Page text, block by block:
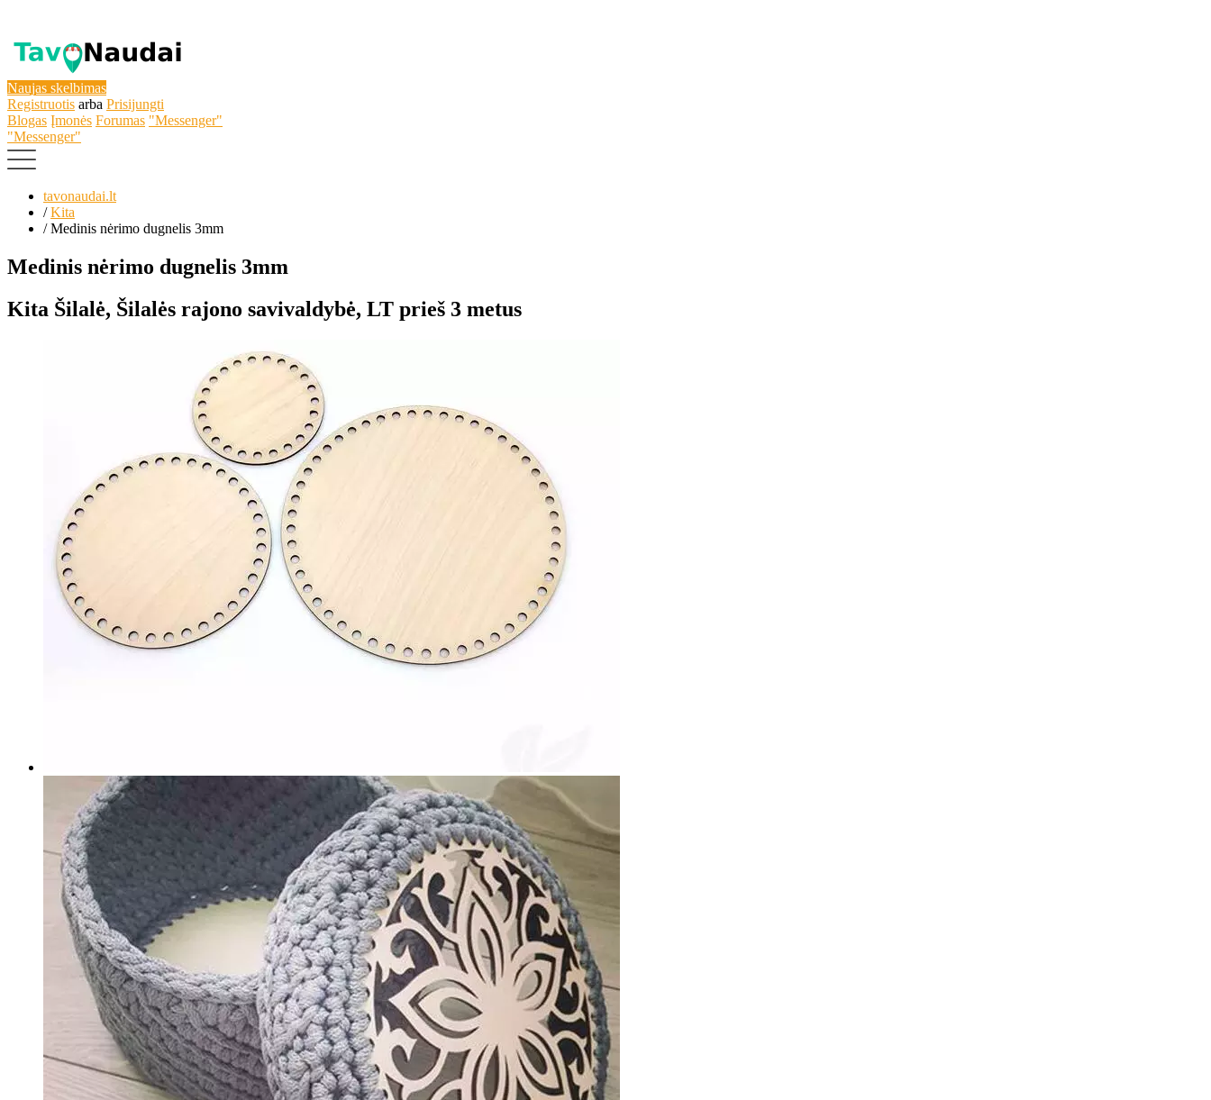
Naujas skelbimas
Registruotis arba Prisijungti
Blogas Įmonės Forumas "Messenger"
"Messenger"
tavonaudai.lt
/Kita
/Medinis nėrimo dugnelis 3mm
Medinis nėrimo dugnelis 3mm
Kita Šilalė, Šilalės rajono savivaldybė, LT prieš 3 metus